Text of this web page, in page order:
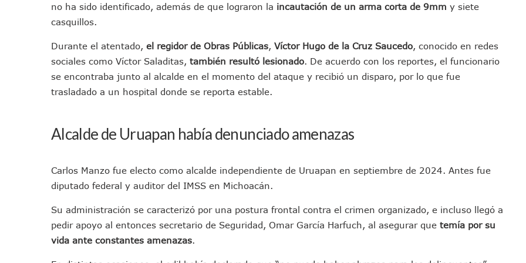
“El Mayo” Zambada Es Condenado A Morir En Prisión En Estados Unidos
Brigada Forense Brindará Atención A Familias De Personas Desaparecidas En Tapalpa
Vecinos De Vallarta 500 Exponen Queja De Vialidades A Juan Carlos Castro
Pelea De Extranjera Durante Función De “La Odisea” En Puerto Vallarta Se Vuelve Viral
Joven Esgrimista De Puerto Vallarta Asegura Lugar En El Panamericano De Lima
Monzón Mexicano Causará Lluvias Muy Fuertes En Jalisco Y Otros Estados
Descartan Riesgo De Tsunami Para Puerto Vallarta Tras Sismo De 7.4 En Chiapas
Donald Trump Asistirá A La Final Del Mundial 2026 Entre España Y Argentina
Retiran 10 Toneladas De Macroalga En Playa De Guayabitos; Investigan Origen Del Fenómeno
Arranca Copa México De Clavados Zapopan 2026 En El Centro Acuático
Munguía Analiza Pedir 100 MDP De Adelanto De Participaciones, ¿para Qué?
no ha sido identificado, además de que lograron la incautación de un arma corta de 9mm y siete
casquillos.
Durante el atentado, el regidor de Obras Públicas, Víctor Hugo de la Cruz Saucedo, conocido en redes
sociales como Víctor Saladitas, también resultó lesionado. De acuerdo con los reportes, el funcionario
se encontraba junto al alcalde en el momento del ataque y recibió un disparo, por lo que fue
trasladado a un hospital donde se reporta estable.
Alcalde de Uruapan había denunciado amenazas
Carlos Manzo fue electo como alcalde independiente de Uruapan en septiembre de 2024. Antes fue
diputado federal y auditor del IMSS en Michoacán.
Su administración se caracterizó por una postura frontal contra el crimen organizado, e incluso llegó a
pedir apoyo al entonces secretario de Seguridad, Omar García Harfuch, al asegurar que temía por su
vida ante constantes amenazas.